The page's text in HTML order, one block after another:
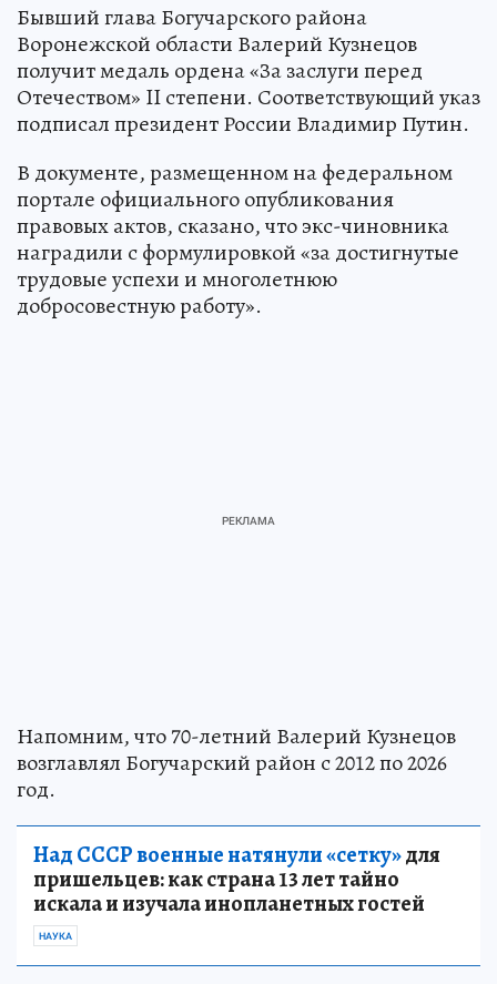
Бывший глава Богучарского района
Воронежской области Валерий Кузнецов
получит медаль ордена «За заслуги перед
Отечеством» II степени. Соответствующий указ
подписал президент России Владимир Путин.
В документе, размещенном на федеральном
портале официального опубликования
правовых актов, сказано, что экс-чиновника
наградили с формулировкой «за достигнутые
трудовые успехи и многолетнюю
добросовестную работу».
Напомним, что 70-летний Валерий Кузнецов
возглавлял Богучарский район с 2012 по 2026
год.
Над СССР военные натянули «сетку»для
пришельцев: как страна 13 лет тайно
искала и изучала инопланетных гостей
НАУКА